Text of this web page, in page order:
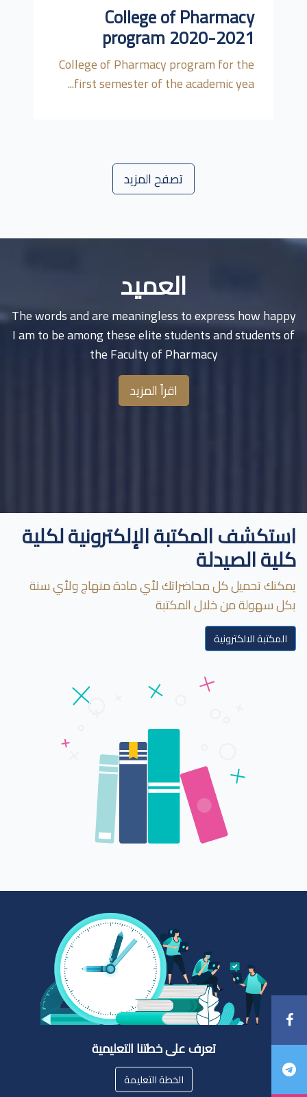
College of Pharmacy
program 2020-2021
College of Pharmacy program for the
first semester of the academic yea...
تصفح المزيد
العميد
The words and are meaningless to express how happy
I am to be among these elite students and students of
the Faculty of Pharmacy
اقراً المزيد
استكشف المكتبة الإلكترونية لكلية
كلية الصيدلة
يمكنك تحميل كل محاضراتك لأي مادة منهاج ولأي سنة
بكل سهولة من خلال المكتبة
المكتبة الالكترونية
تعرف على خطتنا التعليمية
الخطة التعليمة